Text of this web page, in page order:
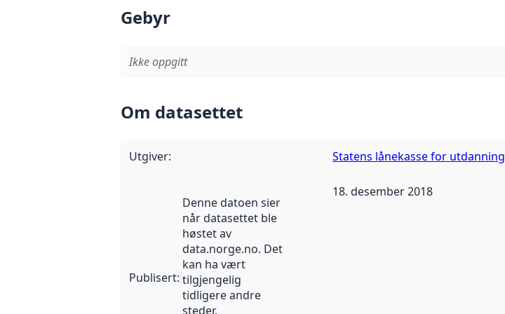
Gebyr
Ikke oppgitt
Om datasettet
Utgiver: Statens lånekasse for utdanning
Publisert:
Denne datoen sier
når datasettet ble
høstet av
data.norge.no. Det
kan ha vært
tilgjengelig
tidligere andre
steder.
18. desember 2018